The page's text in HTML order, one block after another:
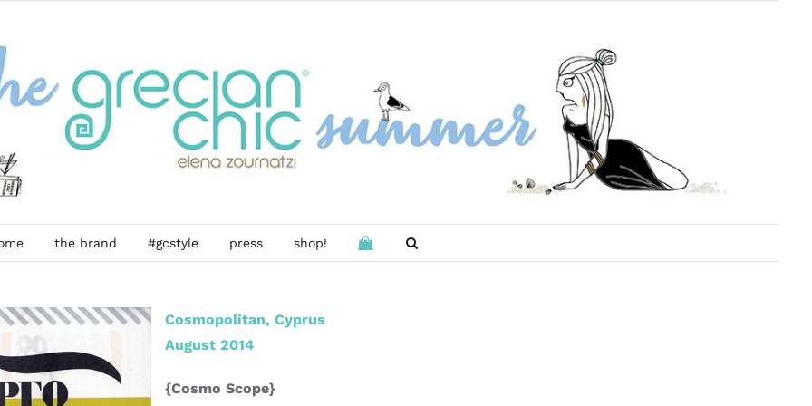
the brand #gcstyle press shop!
Cosmopolitan, Cyprus
August 2014
{Cosmo Scope}